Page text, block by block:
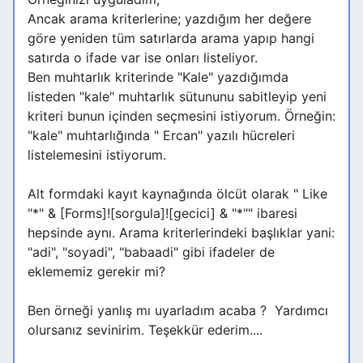
Ancak arama kriterlerine; yazdığım her değere
göre yeniden tüm satırlarda arama yapıp hangi
satırda o ifade var ise onları listeliyor.
Ben muhtarlık kriterinde "Kale" yazdığımda
listeden "kale" muhtarlık sütununu sabitleyip yeni
kriteri bunun içinden seçmesini istiyorum. Örneğin:
"kale" muhtarlığında " Ercan" yazılı hücreleri
listelemesini istiyorum.
Alt formdaki kayıt kaynağında ölcüt olarak " Like
"*" & [Forms]![sorgula]![gecici] & "*"" ibaresi
hepsinde aynı. Arama kriterlerindeki başlıklar yani:
"adi", "soyadi", "babaadi" gibi ifadeler de
eklememiz gerekir mi?
Ben örneği yanlış mı uyarladım acaba ? Yardımcı
olursanız sevinirim. Teşekkür ederim....